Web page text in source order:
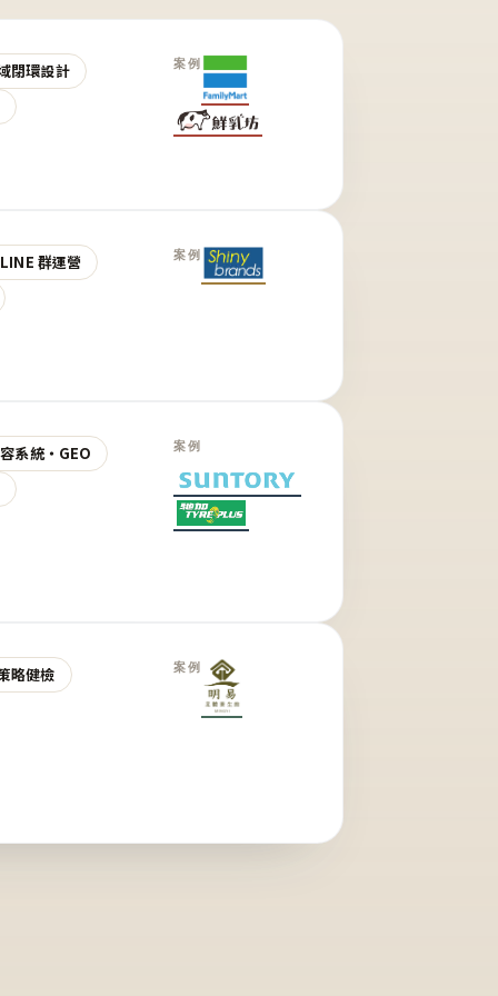
閉環設計
案例
群運營 案例
系統・GEO
案例
略健檢 案例